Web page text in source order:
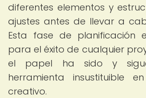
diferentes elementos y
ajustes antes de llevar a
Esta fase de planificación
para el éxito de cualquier
el papel ha sido y
herramienta insustituible
creativo.